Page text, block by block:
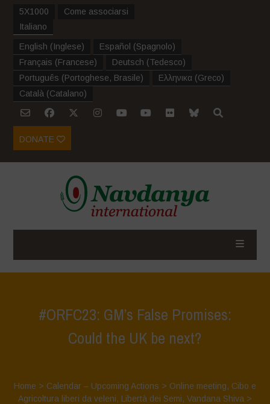
5X1000
Come associarsi
Italiano
English (Inglese) Español (Spagnolo)
Français (Francese) Deutsch (Tedesco)
Português (Portoghese, Brasile) Ελληνικα (Greco)
Català (Catalano)
DONATE
#ORFC23: GM’s False Promises:
Could the UK be next?
Home > Calendar – Upcoming Actions > Online meeting, Cibo e
Agricoltura liberi da veleni, Libertà dei Semi, Vandana Shiva >